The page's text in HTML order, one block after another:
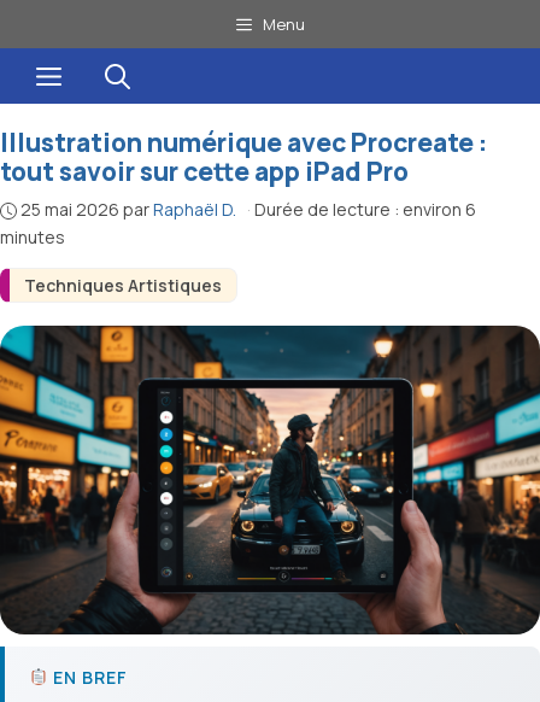
au
contenu
Menu
Menu
Techniques Artistiques
Illustration numérique avec Procreate :
tout savoir sur cette app iPad Pro
25 mai 2026 parRaphaël D. · Durée de lecture : environ 6
minutes
EN BREF